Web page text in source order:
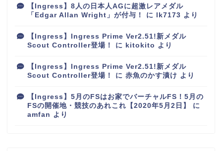
【Ingress】8人の日本人AGに超激レアメダル
「Edgar Allan Wright」が付与！
に lk7173 より
【Ingress】Ingress Prime Ver2.51!新メダル
Scout Controller登場！
に kitokito より
【Ingress】Ingress Prime Ver2.51!新メダル
Scout Controller登場！
に 赤魚のかす漬け より
【Ingress】5月のFSはお家でバーチャルFS！5月の
FSの開催地・競技のあれこれ【2020年5月2日】
に
amfan より